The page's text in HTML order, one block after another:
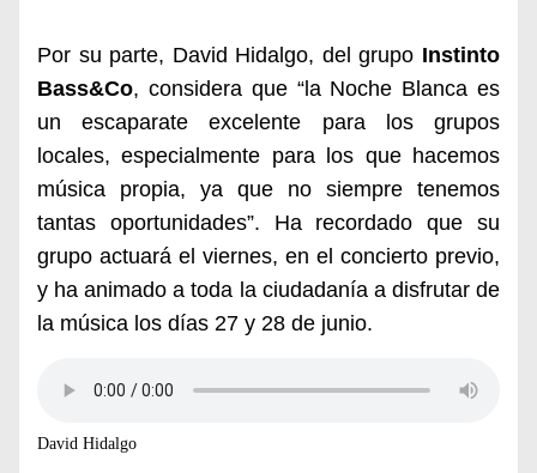
Por su parte, David Hidalgo, del grupo Instinto
Bass&Co, considera que “la Noche Blanca es
un escaparate excelente para los grupos
locales, especialmente para los que hacemos
música propia, ya que no siempre tenemos
tantas oportunidades”. Ha recordado que su
grupo actuará el viernes, en el concierto previo,
y ha animado a toda la ciudadanía a disfrutar de
la música los días 27 y 28 de junio.
David Hidalgo